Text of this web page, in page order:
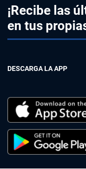
¡Recibe las
en tus
DESCARGA LA APP